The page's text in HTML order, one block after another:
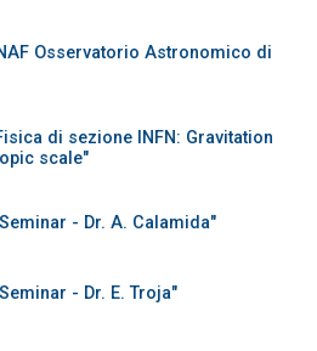
Osservatorio Astronomico di
di sezione INFN: Gravitation
scale"
- Dr. A. Calamida"
- Dr. E. Troja"